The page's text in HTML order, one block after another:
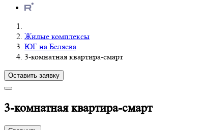
Жилые комплексы
ЮГ на Беляева
3-комнатная квартира-смарт
Оставить заявку
3-комнатная квартира-смарт